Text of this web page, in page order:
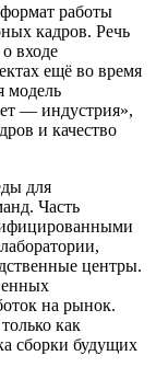
работы
кадров. Речь
входе
ещё во время
модель
— индустрия»,
и качество
для
Часть
центры.
на рынок.
как
сборки будущих